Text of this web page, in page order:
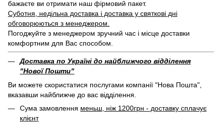
бажаєте ви отримати наш фірмовий пакет.
Суботня, недільна доставка і доставка у святкові дні
обговорюються з менеджером.
Погоджуйте з менеджером зручний час і місце доставки
комфортним для Вас способом.
Доставка по Україні до найближчого відділення
"Нової Пошти"
Ви можете скористатися послугами компанії "Нова Пошта",
вказавши найближче до вас відділення.
Сума замовлення меньш, ніж 1200грн - доставку сплачує
клієнт